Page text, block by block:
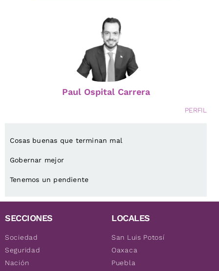
Paul Ospital Carrera
PERFIL
Cosas buenas que terminan mal
Gobernar mejor
Tenemos un pendiente
SECCIONES
Sociedad
Seguridad
Nación
LOCALES
San Luis Potosí
Oaxaca
Puebla